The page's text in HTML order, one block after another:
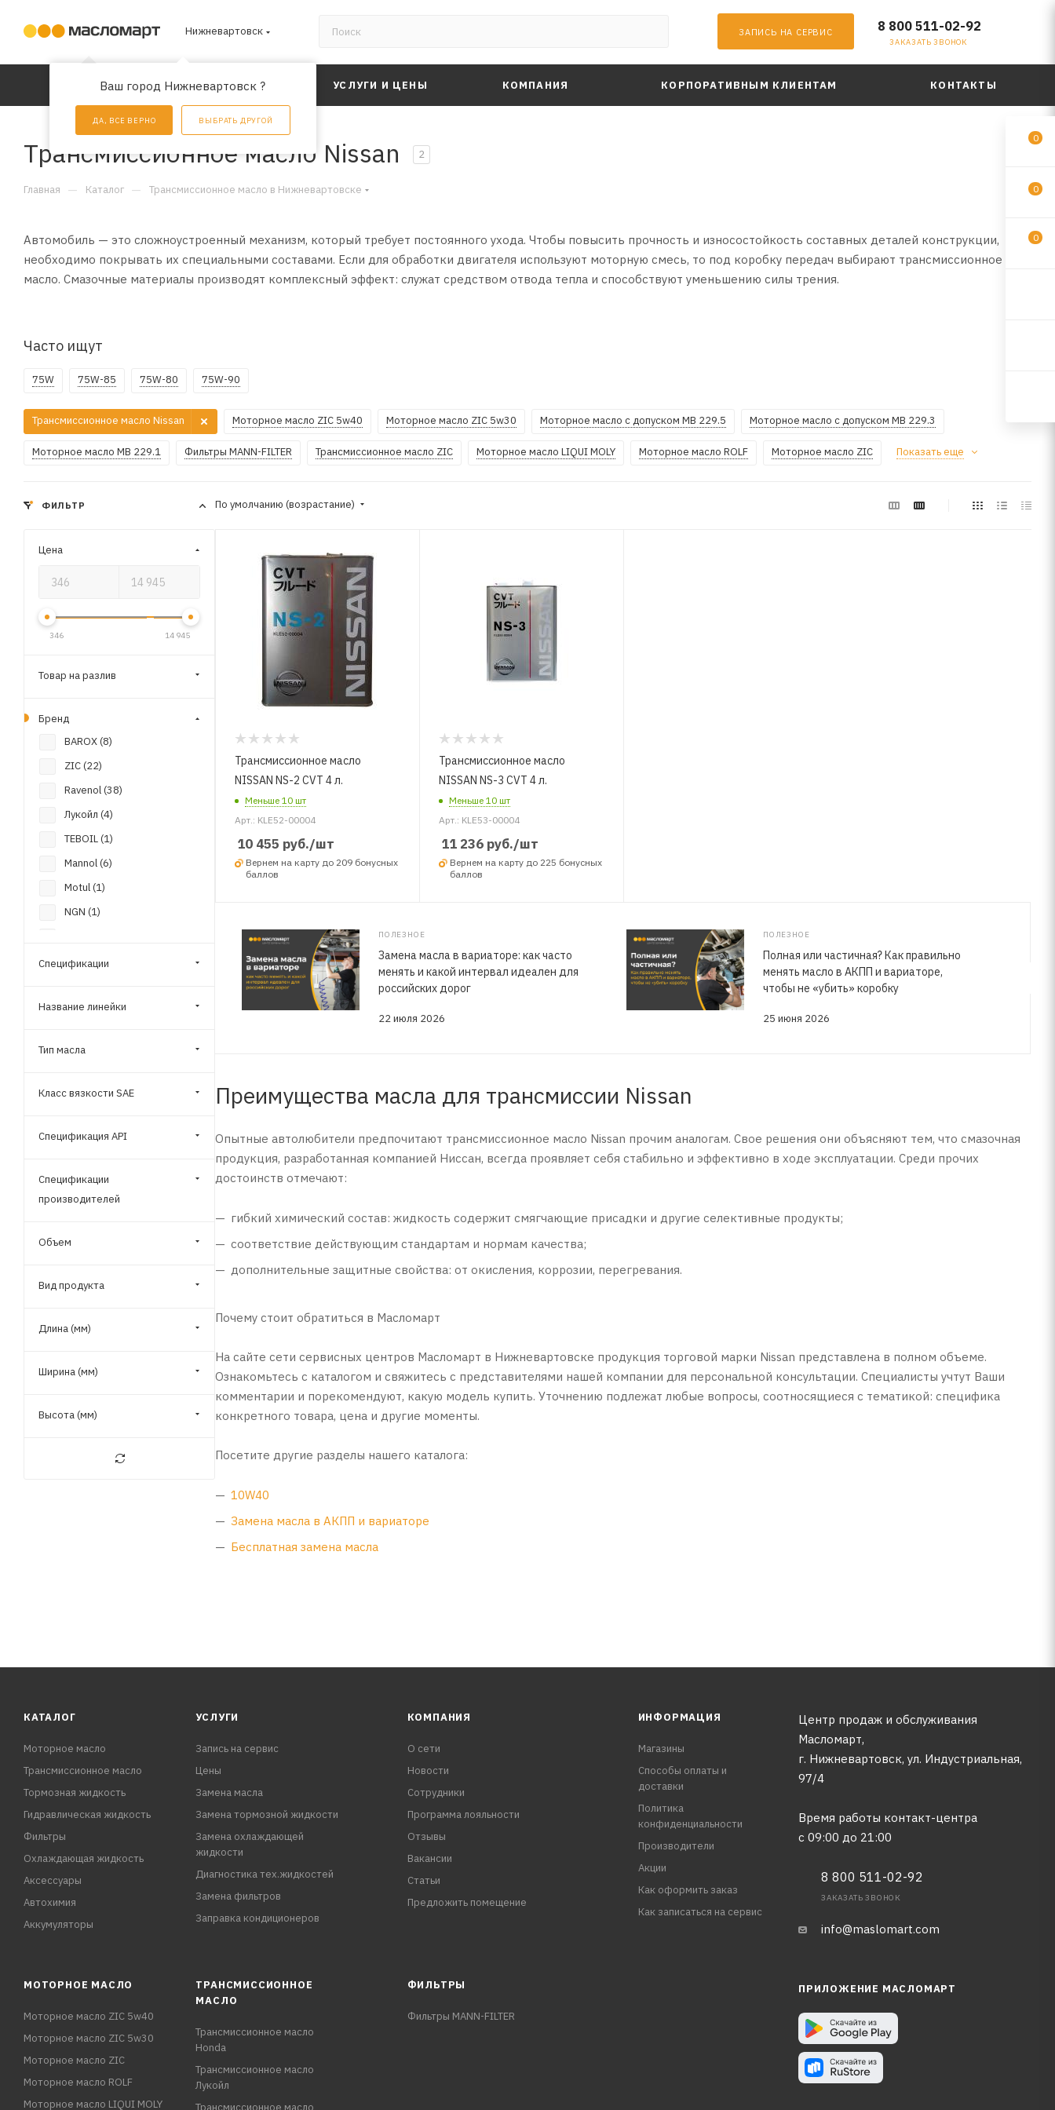
Нижневартовск
Ваш город Нижневартовск ?
ДА, ВСЕ ВЕРНО ВЫБРАТЬ ДРУГОЙ
ЗАПИСЬ НА СЕРВИС 8 800 511-02-92
ЗАКАЗАТЬ ЗВОНОК
КАТАЛОГ АКЦИИ УСЛУГИ И ЦЕНЫ КОМПАНИЯ КОРПОРАТИВНЫМ КЛИЕНТАМ КОНТАКТЫ
Трансмиссионное масло Nissan 2
Главная — Каталог — Трансмиссионное масло в Нижневартовске
Автомобиль — это сложноустроенный механизм, который требует постоянного ухода. Чтобы повысить прочность и износостойкость составных деталей конструкции,
необходимо покрывать их специальными составами. Если для обработки двигателя используют моторную смесь, то под коробку передач выбирают трансмиссионное
масло. Смазочные материалы производят комплексный эффект: служат средством отвода тепла и способствуют уменьшению силы трения.
Часто ищут
75W 75W-85 75W-80 75W-90
Моторное масло ZIC 5w40 Моторное масло ZIC 5w30 Моторное масло с допуском MB 229.5 Моторное масло с допуском MB 229.3
Моторное масло MB 229.1 Фильтры MANN-FILTER Трансмиссионное масло ZIC Моторное масло LIQUI MOLY Моторное масло ROLF Моторное масло ZIC
Трансмиссионное масло Nissan
Показать еще
По умолчанию (возрастание)
Трансмиссионное масло
NISSAN NS-2 CVT 4 л.
Меньше 10 шт
Арт.: KLE52-00004
10 455 руб./шт
Вернем на карту до 209 бонусных
баллов
Трансмиссионное масло
NISSAN NS-3 CVT 4 л.
Меньше 10 шт
Арт.: KLE53-00004
11 236руб./шт
Вернем на карту до 225 бонусных
баллов
ПОЛЕЗНОЕ
22 июля 2026
Замена масла в вариаторе: как часто
менять и какой интервал идеален для
российских дорог
ПОЛЕЗНОЕ
25 июня 2026
Полная или частичная? Как правильно
менять масло в АКПП и вариаторе,
чтобы не «убить» коробку
Преимущества масла для трансмиссии Nissan
Опытные автолюбители предпочитают трансмиссионное масло Nissan прочим аналогам. Свое решения они объясняют тем, что смазочная
продукция, разработанная компанией Ниссан, всегда проявляет себя стабильно и эффективно в ходе эксплуатации. Среди прочих
достоинств отмечают:
гибкий химический состав: жидкость содержит смягчающие присадки и другие селективные продукты;
соответствие действующим стандартам и нормам качества;
дополнительные защитные свойства: от окисления, коррозии, перегревания.
Почему стоит обратиться в Масломaрт
На сайте сети сервисных центров Масломaрт в Нижневартовске продукция торговой марки Nissan представлена в полном объеме.
Ознакомьтесь с каталогом и свяжитесь с представителями нашей компании для персональной консультации. Специалисты учтут Ваши
комментарии и порекомендуют, какую модель купить. Уточнению подлежат любые вопросы, соотносящиеся с тематикой: специфика
конкретного товара, цена и другие моменты.
Посетите другие разделы нашего каталога:
10W40
Замена масла в АКПП и вариаторе
Бесплатная замена масла
ФИЛЬТР
Цена
346 14 945
Товар на разлив
Бренд
BAROX (8)
ZIC (22)
Ravenol (38)
Лукойл (4)
TEBOIL (1)
Mannol (6)
Motul (1)
NGN (1)
HONDA (1
INTREK (2)
Nissan (
Спецификации
Название линейки
Тип масла
Класс вязкости SAE
Спецификация API
Спецификации
производителей
Объем
Вид продукта
Длина (мм)
Ширина (мм)
Высота (мм)
КАТАЛОГ
Моторное масло
Трансмиссионное масло
Тормозная жидкость
Гидравлическая жидкость
Фильтры
Охлаждающая жидкость
Аксессуары
Автохимия
Аккумуляторы
УСЛУГИ
Запись на сервис
Цены
Замена масла
Замена тормозной жидкости
Замена охлаждающей
жидкости
Диагностика тех.жидкостей
Замена фильтров
Заправка кондиционеров
КОМПАНИЯ
О сети
Новости
Сотрудники
Программа лояльности
Отзывы
Вакансии
Статьи
Предложить помещение
ИНФОРМАЦИЯ
Магазины
Способы оплаты и
доставки
Политика
конфиденциальности
Производители
Акции
Как оформить заказ
Как записаться на сервис
Центр продаж и обслуживания
Масломарт,
г. Нижневартовск, ул. Индустриальная,
97/4
Время работы контакт-центра
с 09:00 до 21:00
8 800 511-02-92
ЗАКАЗАТЬ ЗВОНОК
info@maslomart.com
МОТОРНОЕ МАСЛО
Моторное масло ZIC 5w40
Моторное масло ZIC 5w30
Моторное масло ZIC
Моторное масло ROLF
Моторное масло LIQUI MOLY
ТРАНСМИССИОННОЕ
МАСЛО
Трансмиссионное масло
Honda
Трансмиссионное масло
Лукойл
Трансмиссионное масло
ФИЛЬТРЫ
Фильтры MANN-FILTER
ПРИЛОЖЕНИЕ МАСЛОМАРТ
0
0
0